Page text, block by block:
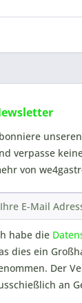
verpasse
von
habe die
dies ein
Der
an